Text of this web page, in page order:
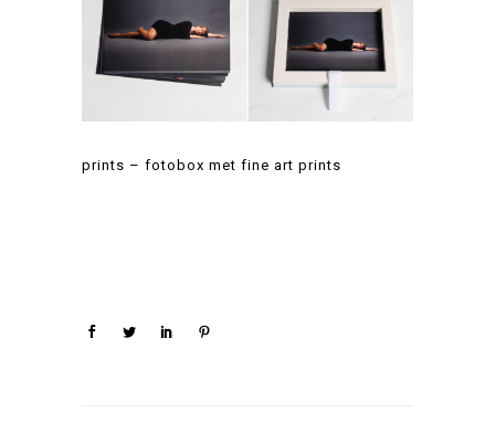
prints – fotobox met fine art prints